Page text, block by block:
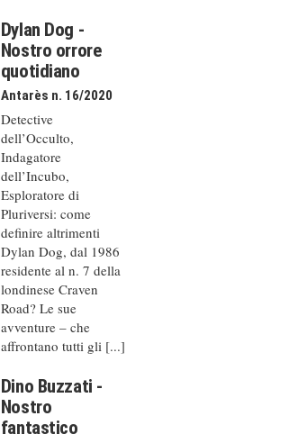
Dylan Dog -
Nostro orrore
quotidiano
Antarès n. 16/2020
Detective
dell’Occulto,
Indagatore
dell’Incubo,
Esploratore di
Pluriversi: come
definire altrimenti
Dylan Dog, dal 1986
residente al n. 7 della
londinese Craven
Road? Le sue
avventure – che
affrontano tutti gli [...]
Dino Buzzati -
Nostro
fantastico